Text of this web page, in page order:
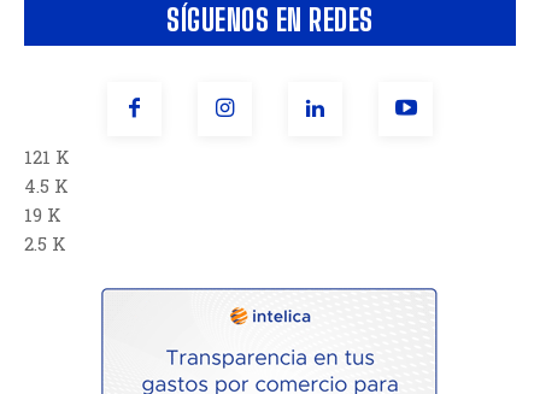
SÍGUENOS EN REDES
121 K
4.5 K
19 K
2.5 K